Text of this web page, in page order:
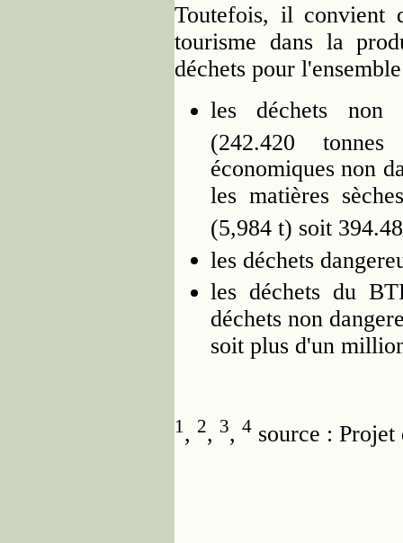
Toutefois, il convient
tourisme dans la
déchets pour
les déchets non
(242.420
économiques non
les matières
(5,984 t) soit
les déchets
les déchets du
déchets non
soit plus d'un
1, 2, 3, 4 source :